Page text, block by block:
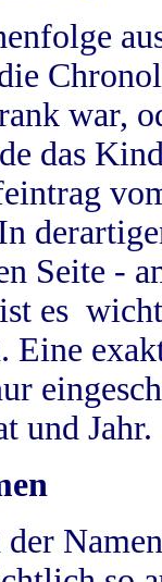
war,
das
Seite -
es
und Jahr.
der